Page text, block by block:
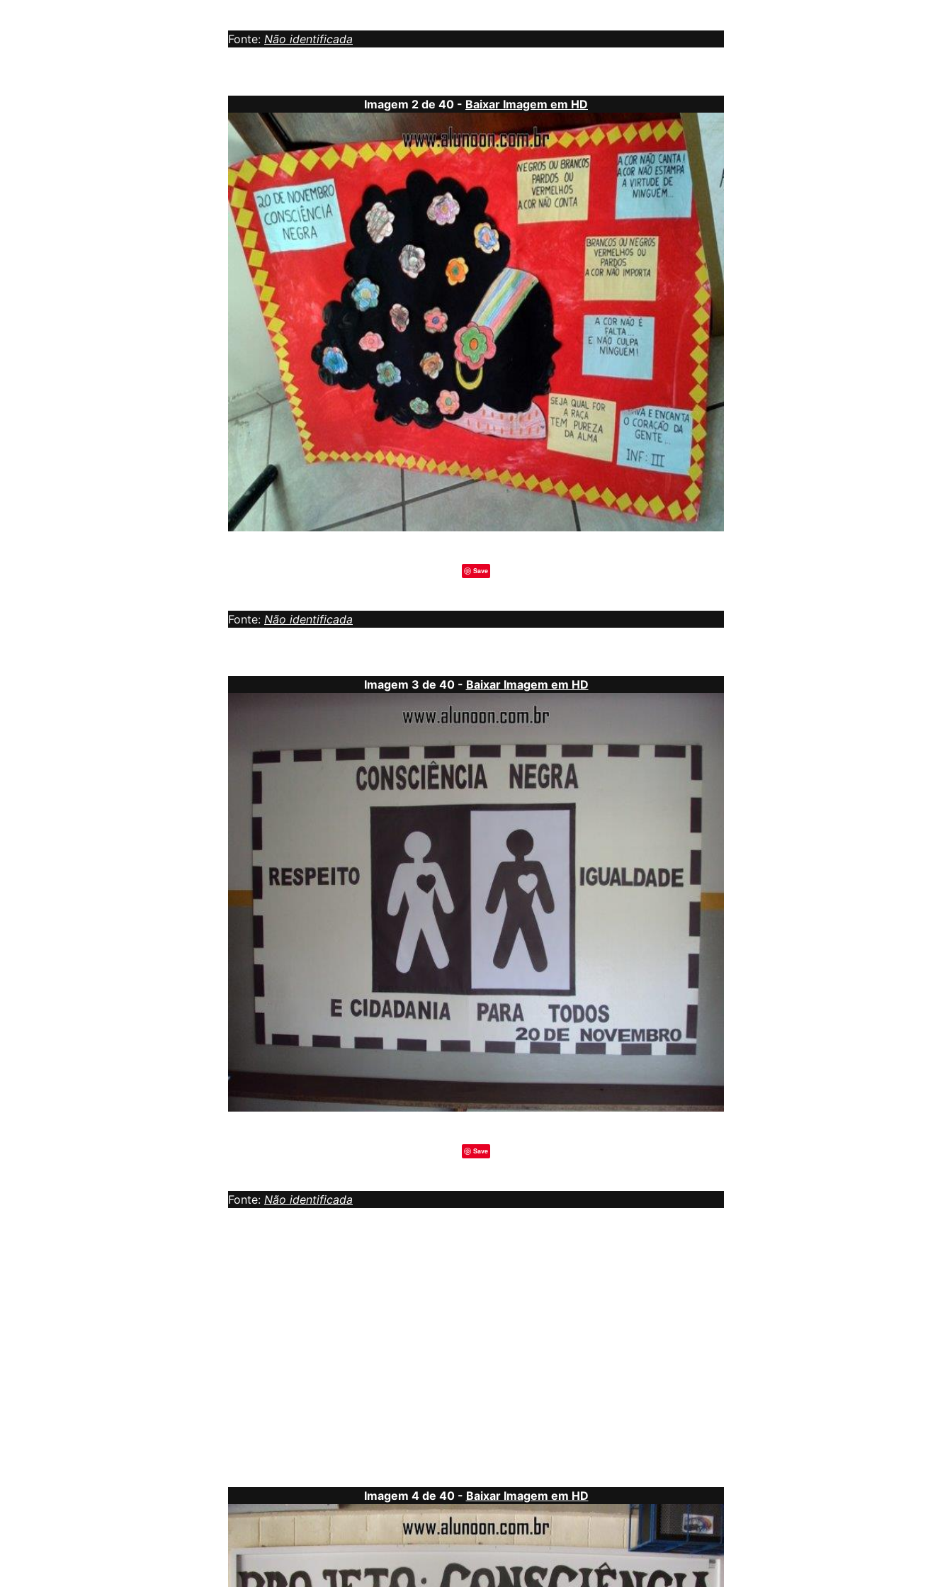
Fonte: Não identificada
Imagem 2 de 40 - Baixar Imagem em HD
Save
Fonte: Não identificada
Imagem 3 de 40 - Baixar Imagem em HD
Save
Fonte: Não identificada
Imagem 4 de 40 - Baixar Imagem em HD